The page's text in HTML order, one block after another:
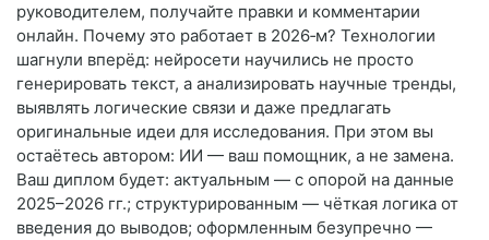
руководителем, получайте правки и комментарии
онлайн. Почему это работает в 2026‑м? Технологии
шагнули вперёд: нейросети научились не просто
генерировать текст, а анализировать научные тренды,
выявлять логические связи и даже предлагать
оригинальные идеи для исследования. При этом вы
остаётесь автором: ИИ — ваш помощник, а не замена.
Ваш диплом будет: актуальным — с опорой на данные
2025–2026 гг.; структурированным — чёткая логика от
введения до выводов; оформленным безупречно —